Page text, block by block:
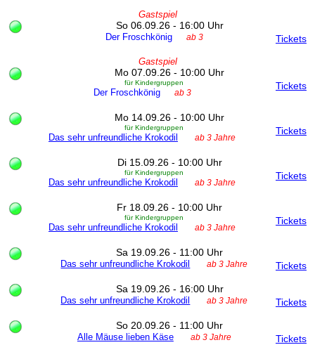
Gastspiel
So 06.09.26 - 16:00 Uhr
Tickets
Der Froschkönig ab 3
Gastspiel
Mo 07.09.26 - 10:00 Uhr
Tickets
für Kindergruppen
Der Froschkönig ab 3
Mo 14.09.26 - 10:00 Uhr
Tickets
für Kindergruppen
Das sehr unfreundliche Krokodil ab 3 Jahre
Di 15.09.26 - 10:00 Uhr
Tickets
für Kindergruppen
Das sehr unfreundliche Krokodil ab 3 Jahre
Fr 18.09.26 - 10:00 Uhr
Tickets
für Kindergruppen
Das sehr unfreundliche Krokodil ab 3 Jahre
Sa 19.09.26 - 11:00 Uhr
Tickets
Das sehr unfreundliche Krokodil ab 3 Jahre
Sa 19.09.26 - 16:00 Uhr
Tickets
Das sehr unfreundliche Krokodil ab 3 Jahre
So 20.09.26 - 11:00 Uhr
Tickets
Alle Mäuse lieben Käse ab 3 Jahre